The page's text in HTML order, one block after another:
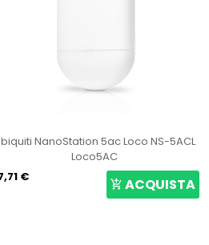
NanoStation 5ac Loco NS-5ACL
Loco5AC
€
ACQUISTA